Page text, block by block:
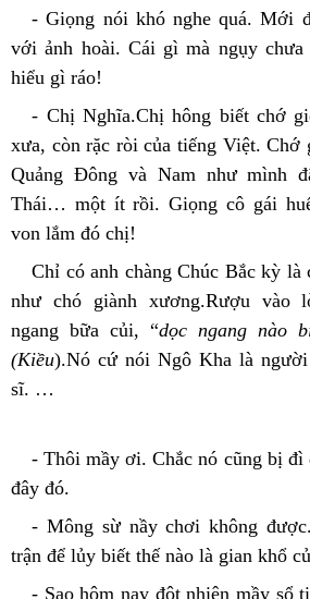
- Giọng nói khó nghe quá. Mới
với ảnh hoài. Cái gì mà ngụy
hiểu gì ráo!
- Chị Nghĩa.Chị hông biết chớ
xưa, còn rặc ròi của tiếng Việt. Chớ
Quảng Đông và Nam như mình
Thái… một ít rồi. Giọng cô gái
von lắm đó chị!
Chỉ có anh chàng Chúc Bắc kỳ là
như chó giành xương.Rượu vào
ngang bữa củi, “dọc ngang nào
(Kiều).Nó cứ nói Ngô Kha là người
sĩ. …
- Thôi mầy ơi. Chắc nó cũng bị
đây đó.
- Mông sừ nầy chơi không
trận để lủy biết thế nào là gian khổ
- Sao hôm nay đột nhiên mầy sổ